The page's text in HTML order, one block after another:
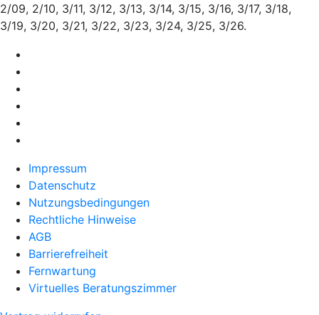
2/09, 2/10, 3/11, 3/12, 3/13, 3/14, 3/15, 3/16, 3/17, 3/18,
3/19, 3/20, 3/21, 3/22, 3/23, 3/24, 3/25, 3/26.
Impressum
Datenschutz
Nutzungsbedingungen
Rechtliche Hinweise
AGB
Barrierefreiheit
Fernwartung
Virtuelles Beratungszimmer